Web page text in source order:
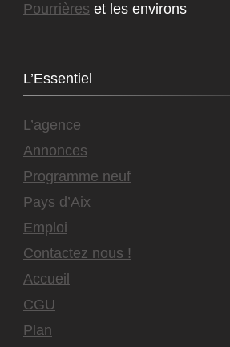
Pourrières et les environs
L’Essentiel
L’agence
Annonces
Programme neuf
Pays d’Aix
Emploi
Contactez nous !
Accueil
CGU
Plan